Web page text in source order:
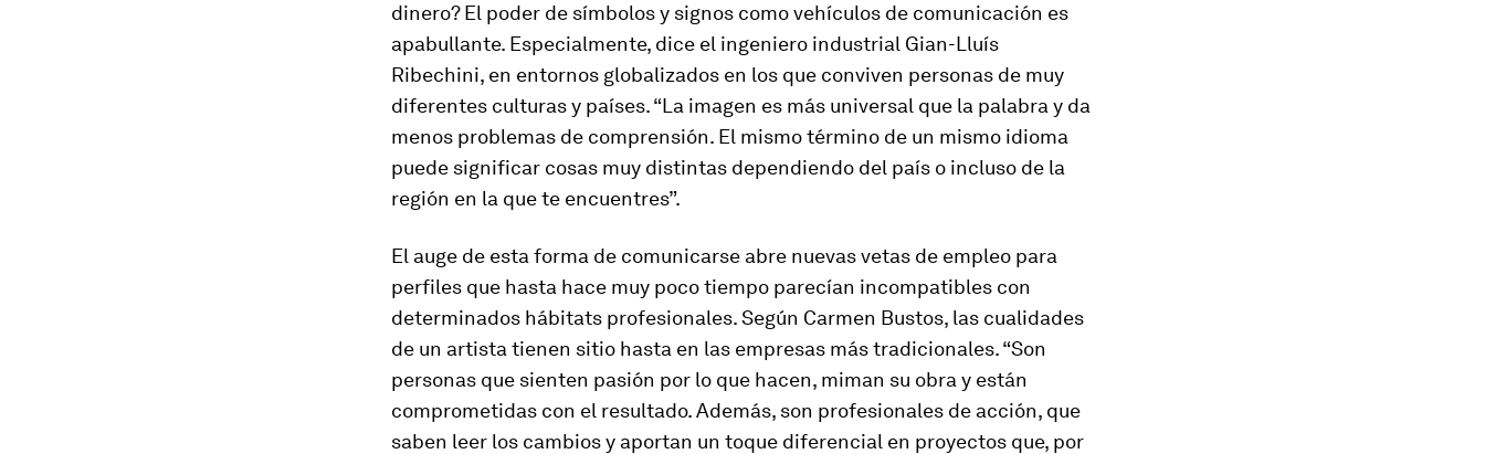
dinero? El poder de símbolos y signos como vehículos de comunicación es
apabullante. Especialmente, dice el ingeniero industrial Gian-Lluís
Ribechini, en entornos globalizados en los que conviven personas de muy
diferentes culturas y países. “La imagen es más universal que la palabra y da
menos problemas de comprensión. El mismo término de un mismo idioma
puede significar cosas muy distintas dependiendo del país o incluso de la
región en la que te encuentres”.
El auge de esta forma de comunicarse abre nuevas vetas de empleo para
perfiles que hasta hace muy poco tiempo parecían incompatibles con
determinados hábitats profesionales. Según Carmen Bustos, las cualidades
de un artista tienen sitio hasta en las empresas más tradicionales. “Son
personas que sienten pasión por lo que hacen, miman su obra y están
comprometidas con el resultado. Además, son profesionales de acción, que
saben leer los cambios y aportan un toque diferencial en proyectos que, por